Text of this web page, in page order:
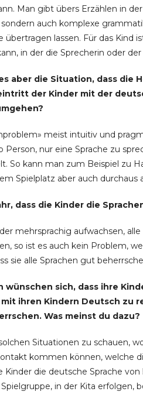
Man gibt übers Erzählen in
auch komplexe
lassen. Für das Kind
in der die Sprecherin oder
aber die Situation, dass die
der Kinder mit der
meist intuitiv und
nur eine Sprache zu
So kann man zum Beispiel zu
Spielplatz aber auch durchaus
dass die Kinder die
mehrsprachig aufwachsen,
so ist es auch kein Problem,
sie alle Sprachen gut
wünschen sich, dass ihre
ihren Kindern Deutsch zu
Was meinst du dazu?
Situationen zu schauen,
kommen können, welche
Kinder die deutsche Sprache
in der Kita erfolgen,